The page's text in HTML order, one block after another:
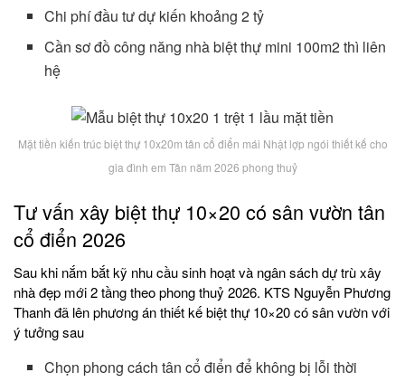
Chi phí đầu tư dự kiến khoảng 2 tỷ
Cần sơ đồ công năng nhà biệt thự mini 100m2 thì liên
hệ
Mặt tiền kiến trúc biệt thự 10x20m tân cổ điển mái Nhật lợp ngói thiết kế cho
gia đình em Tân năm 2026 phong thuỷ
Tư vấn xây biệt thự 10×20 có sân vườn tân
cổ điển 2026
Sau khi nắm bắt kỹ nhu cầu sinh hoạt và ngân sách dự trù xây
nhà đẹp mới 2 tầng theo phong thuỷ 2026. KTS Nguyễn Phương
Thanh đã lên phương án thiết kế biệt thự 10×20 có sân vườn với
ý tưởng sau
Chọn phong cách tân cổ điển để không bị lỗi thời